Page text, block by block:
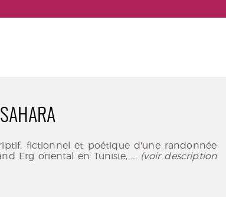
fictionnel et poétique d'une randonnée
Erg oriental en Tunisie, ... (voir description